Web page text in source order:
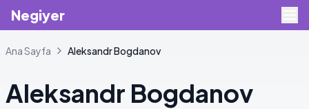
Negiyer
Ana Sayfa AleksandrBogdanov
Aleksandr Bogdanov